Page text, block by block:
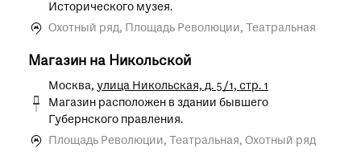
Исторического музея.
Охотный ряд, Площадь Революции, Театральная
Магазин на Никольской
Москва, улица Никольская, д. 5/1, стр. 1
Магазин расположен в здании бывшего
Губернского правления.
Площадь Революции, Театральная, Охотный ряд